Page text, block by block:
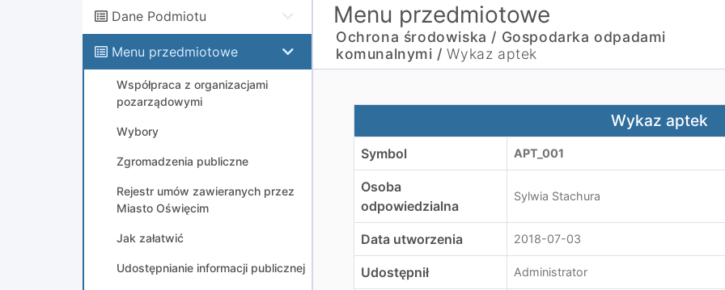
Dane Podmiotu
Menu przedmiotowe
Współpraca z organizacjami
pozarządowymi
Wybory
Zgromadzenia publiczne
Rejestr umów zawieranych przez
Miasto Oświęcim
Jak załatwić
Udostępnianie informacji publicznej
Menu przedmiotowe
Ochrona środowiska / Gospodarka odpadami
komunalnymi / Wykaz aptek
Wykaz aptek
Symbol APT_001
Osoba
odpowiedzialna
Sylwia Stachura
Data utworzenia 2018-07-03
Udostępnił Administrator